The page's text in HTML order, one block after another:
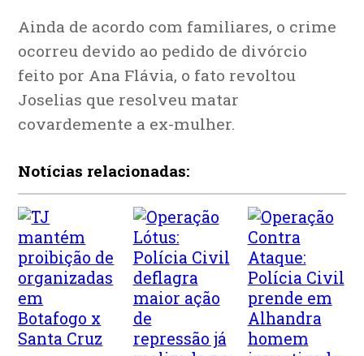
Ainda de acordo com familiares, o crime
ocorreu devido ao pedido de divórcio
feito por Ana Flávia, o fato revoltou
Joselias que resolveu matar
covardemente a ex-mulher.
Notícias relacionadas: